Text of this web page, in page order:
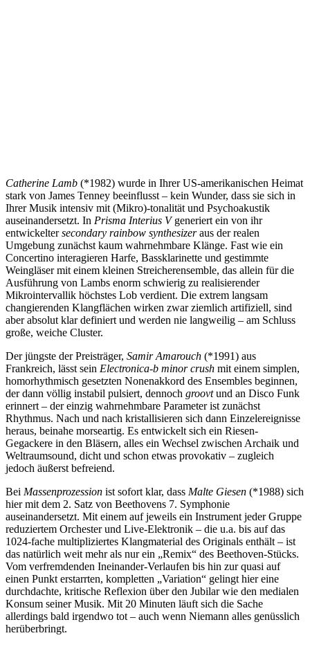
Catherine Lamb (*1982) wurde in Ihrer US-amerikanischen Heimat
stark von James Tenney beeinflusst – kein Wunder, dass sie sich in
Ihrer Musik intensiv mit (Mikro)-tonalität und Psychoakustik
auseinandersetzt. In Prisma Interius Vgeneriert ein von ihr
entwickeltersecondary rainbow synthesizeraus der realen
Umgebung zunächst kaum wahrnehmbare Klänge. Fast wie ein
Concertino interagieren Harfe, Bassklarinette und gestimmte
Weingläser mit einem kleinen Streicherensemble, das allein für die
Ausführung von Lambs enorm schwierig zu realisierender
Mikrointervallik höchstes Lob verdient. Die extrem langsam
changierenden Klangflächen wirken zwar ziemlich artifiziell, sind
aber absolut klar definiert und werden nie langweilig – am Schluss
große, weiche Cluster.
Der jüngste der Preisträger, Samir Amarouch (*1991) aus
Frankreich, lässt sein Electronica-b minor crush mit einem simplen,
homorhythmisch gesetzten Nonenakkord des Ensembles beginnen,
der dann völlig instabil pulsiert, dennoch groovtund an Disco Funk
erinnert – der einzig wahrnehmbare Parameter ist zunächst
Rhythmus. Nach und nach kristallisieren sich dann Einzelereignisse
heraus, beinahe morseartig. Es entwickelt sich ein Riesen-
Gegackere in den Bläsern, alles ein Wechsel zwischen Archaik und
Weltraumsound, dicht und schon etwas provokativ – zugleich
jedoch äußerst befreiend.
Bei Massenprozession ist sofort klar, dass Malte Giesen (*1988) sich
hier mit dem 2. Satz von Beethovens 7. Symphonie
auseinandersetzt. Mit einem auf jeweils ein Instrument jeder Gruppe
reduziertem Orchester und Live-Elektronik – die u.a. bis auf das
1024-fache multipliziertes Klangmaterial des Originals enthält – ist
das natürlich weit mehr als nur ein „Remix“ des Beethoven-Stücks.
Vom verfremdenden Ineinander-Verlaufen bis hin zur quasi auf
einen Punkt erstarrten, kompletten „Variation“ gelingt hier eine
durchdachte, kritische Reflexion über den Jubilar wie den medialen
Konsum seiner Musik. Mit 20 Minuten läuft sich die Sache
allerdings bald irgendwo tot – auch wenn Niemann alles genüsslich
herüberbringt.